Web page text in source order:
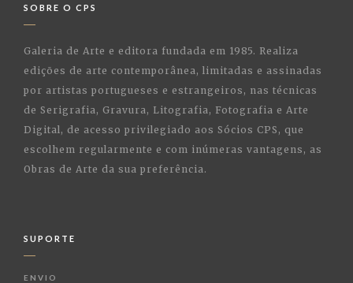
SOBRE O CPS
Galeria de Arte e editora fundada em 1985. Realiza
edições de arte contemporânea, limitadas e assinadas
por artistas portugueses e estrangeiros, nas técnicas
de Serigrafia, Gravura, Litografia, Fotografia e Arte
Digital, de acesso privilegiado aos Sócios CPS, que
escolhem regularmente e com inúmeras vantagens, as
Obras de Arte da sua preferência.
SUPORTE
ENVIO